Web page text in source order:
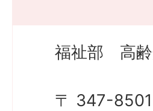
福祉部 高齢
〒 347-8501